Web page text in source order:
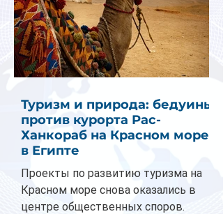
Туризм и природа: бедуины
против курорта Рас-
Ханкораб на Красном море
в Египте
Проекты по развитию туризма на
Красном море снова оказались в
центре общественных споров.